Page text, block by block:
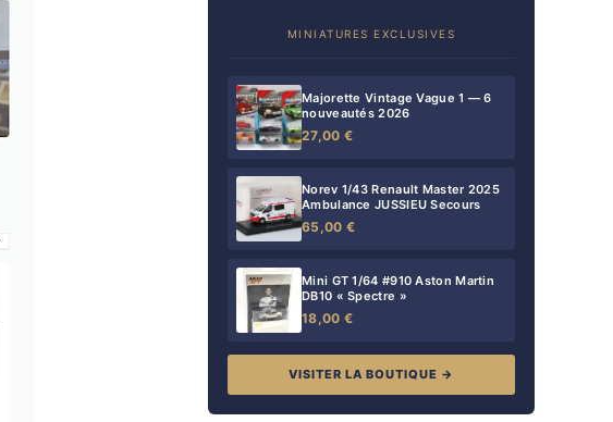
MINIATURES EXCLUSIVES
Majorette Vintage Vague 1 — 6
nouveautés 2026
27,00 €
Norev 1/43 Renault Master 2025
Ambulance JUSSIEU Secours
65,00 €
Mini GT 1/64 #910 Aston Martin
DB10 « Spectre »
18,00 €
VISITER LA BOUTIQUE →